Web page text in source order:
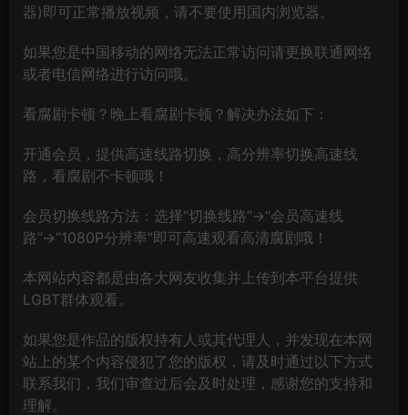
器)即可正常播放视频，请不要使用国内浏览器。
如果您是中国移动的网络无法正常访问请更换联通网络
或者电信网络进行访问哦。
看腐剧卡顿？晚上看腐剧卡顿？解决办法如下：
开通会员，提供高速线路切换，高分辨率切换高速线
路，看腐剧不卡顿哦！
会员切换线路方法：选择“切换线路”→“会员高速线
路”→“1080P分辨率”即可高速观看高清腐剧哦！
本网站内容都是由各大网友收集并上传到本平台提供
LGBT群体观看。
如果您是作品的版权持有人或其代理人，并发现在本网
站上的某个内容侵犯了您的版权，请及时通过以下方式
联系我们，我们审查过后会及时处理，感谢您的支持和
理解。